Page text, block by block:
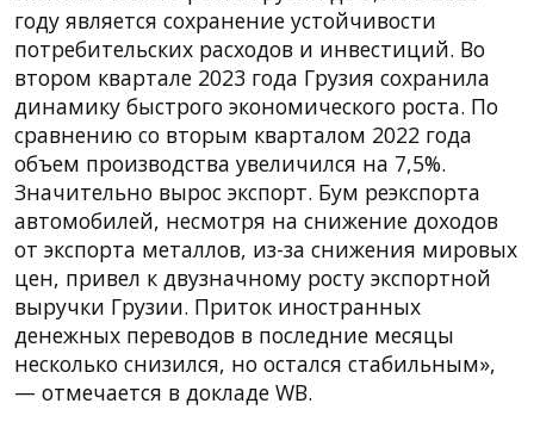
году является сохранение устойчивости
потребительских расходов и инвестиций. Во
втором квартале 2023 года Грузия сохранила
динамику быстрого экономического роста. По
сравнению со вторым кварталом 2022 года
объем производства увеличился на 7,5%.
Значительно вырос экспорт. Бум реэкспорта
автомобилей, несмотря на снижение доходов
от экспорта металлов, из-за снижения мировых
цен, привел к двузначному росту экспортной
выручки Грузии. Приток иностранных
денежных переводов в последние месяцы
несколько снизился, но остался стабильным»,
— отмечается в докладе WB.